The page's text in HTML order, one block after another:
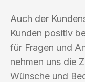
Auch der
Kunden positiv
für Fragen und
nehmen uns die
Wünsche und